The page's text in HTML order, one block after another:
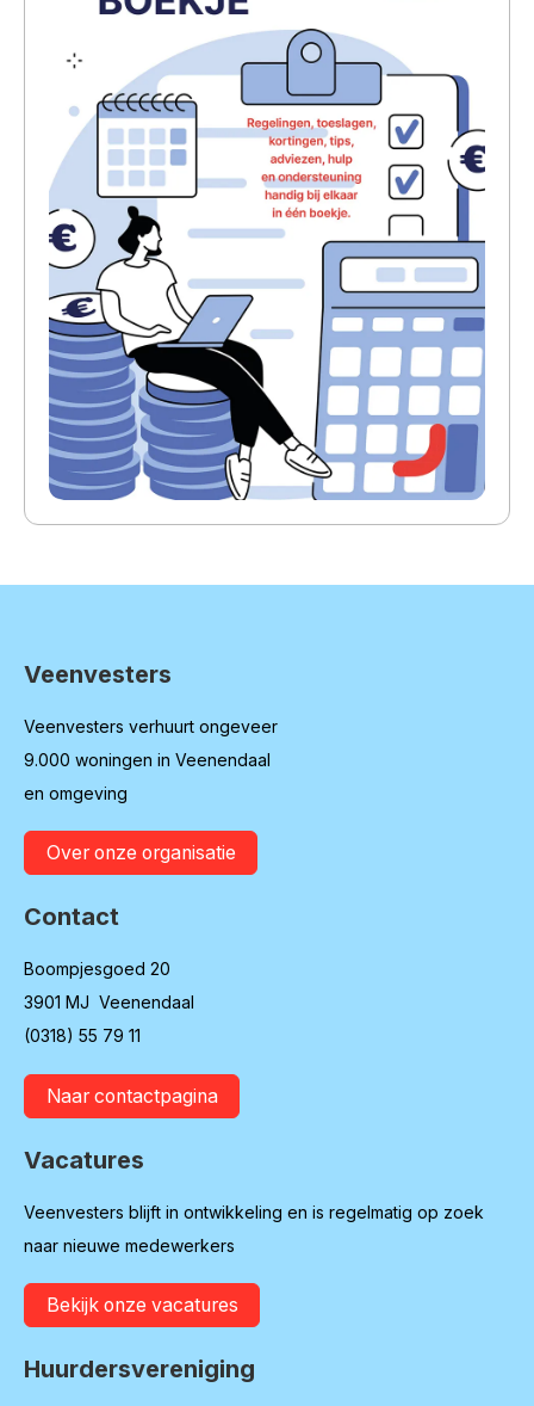
Contactinformatie
Veenvesters
Veenvesters verhuurt ongeveer
9.000 woningen in Veenendaal
en omgeving
Over onze organisatie
Contact
Boompjesgoed 20
3901 MJ Veenendaal
(0318) 55 79 11
Naar contactpagina
Vacatures
Veenvesters blijft in ontwikkeling en is regelmatig op zoek
naar nieuwe medewerkers
Bekijk onze vacatures
Huurdersvereniging